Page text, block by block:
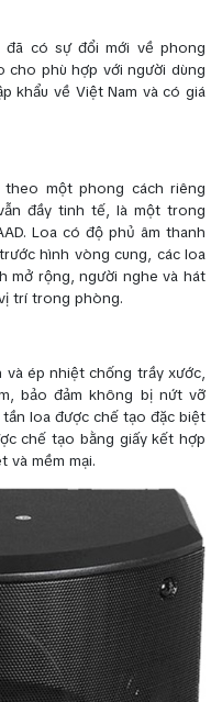
đã có sự đổi mới về phong
cho phù hợp với người dùng
khẩu về Việt Nam và có giá
một phong cách riêng
đầy tinh tế, là một trong
Loa có độ phủ âm thanh
hình vòng cung, các loa
mở rộng, người nghe và hát
trí trong phòng.
ép nhiệt chống trầy xước,
bảo đảm không bị nứt vỡ
loa được chế tạo đặc biệt
chế tạo bằng giấy kết hợp
và mềm mại.